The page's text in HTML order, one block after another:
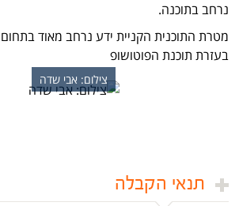
נרחב בתוכנה.
מטרת התוכנית הקניית ידע נרחב מאוד
בעזרת תוכנת הפוטושופ
צילום: אבי שדה
תנאי הקבלה